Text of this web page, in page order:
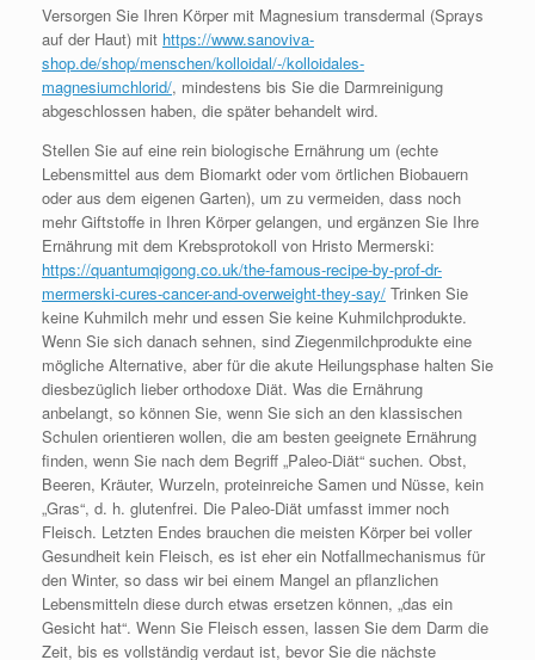
Versorgen Sie Ihren Körper mit Magnesium transdermal (Sprays
auf der Haut) mit https://www.sanoviva-
shop.de/shop/menschen/kolloidal/-/kolloidales-
magnesiumchlorid/, mindestens bis Sie die Darmreinigung
abgeschlossen haben, die später behandelt wird.
Stellen Sie auf eine rein biologische Ernährung um (echte
Lebensmittel aus dem Biomarkt oder vom örtlichen Biobauern
oder aus dem eigenen Garten), um zu vermeiden, dass noch
mehr Giftstoffe in Ihren Körper gelangen, und ergänzen Sie Ihre
Ernährung mit dem Krebsprotokoll von Hristo Mermerski:
https://quantumqigong.co.uk/the-famous-recipe-by-prof-dr-
mermerski-cures-cancer-and-overweight-they-say/ Trinken Sie
keine Kuhmilch mehr und essen Sie keine Kuhmilchprodukte.
Wenn Sie sich danach sehnen, sind Ziegenmilchprodukte eine
mögliche Alternative, aber für die akute Heilungsphase halten Sie
diesbezüglich lieber orthodoxe Diät. Was die Ernährung
anbelangt, so können Sie, wenn Sie sich an den klassischen
Schulen orientieren wollen, die am besten geeignete Ernährung
finden, wenn Sie nach dem Begriff „Paleo-Diät“ suchen. Obst,
Beeren, Kräuter, Wurzeln, proteinreiche Samen und Nüsse, kein
„Gras“, d. h. glutenfrei. Die Paleo-Diät umfasst immer noch
Fleisch. Letzten Endes brauchen die meisten Körper bei voller
Gesundheit kein Fleisch, es ist eher ein Notfallmechanismus für
den Winter, so dass wir bei einem Mangel an pflanzlichen
Lebensmitteln diese durch etwas ersetzen können, „das ein
Gesicht hat“. Wenn Sie Fleisch essen, lassen Sie dem Darm die
Zeit, bis es vollständig verdaut ist, bevor Sie die nächste